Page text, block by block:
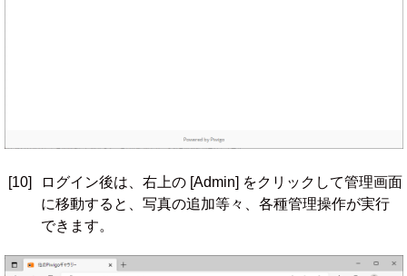
[10]
ログイン後は、右上の [Admin] をクリックして管理画面
に移動すると、写真の追加等々、各種管理操作が実行
できます。